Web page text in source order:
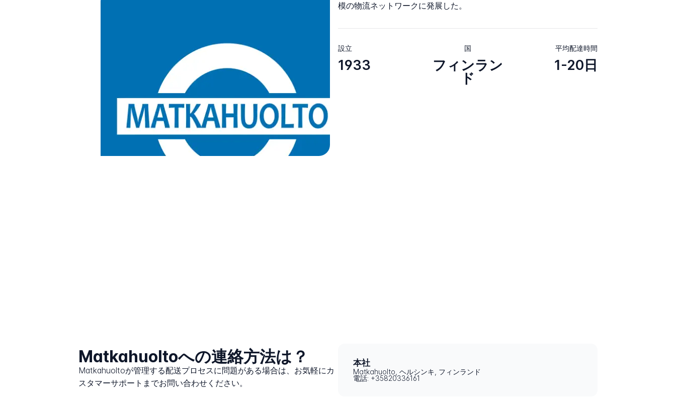
模の物流ネットワークに発展した。
設立
1933
国
フィンラン
ド
平均配達時間
1-20日
Matkahuoltoへの連絡方法は？
Matkahuoltoが管理する配送プロセスに問題がある場合は、お気軽にカ
スタマーサポートまでお問い合わせください。
本社
Matkahuolto, ヘルシンキ, フィンランド
電話: +35820336161